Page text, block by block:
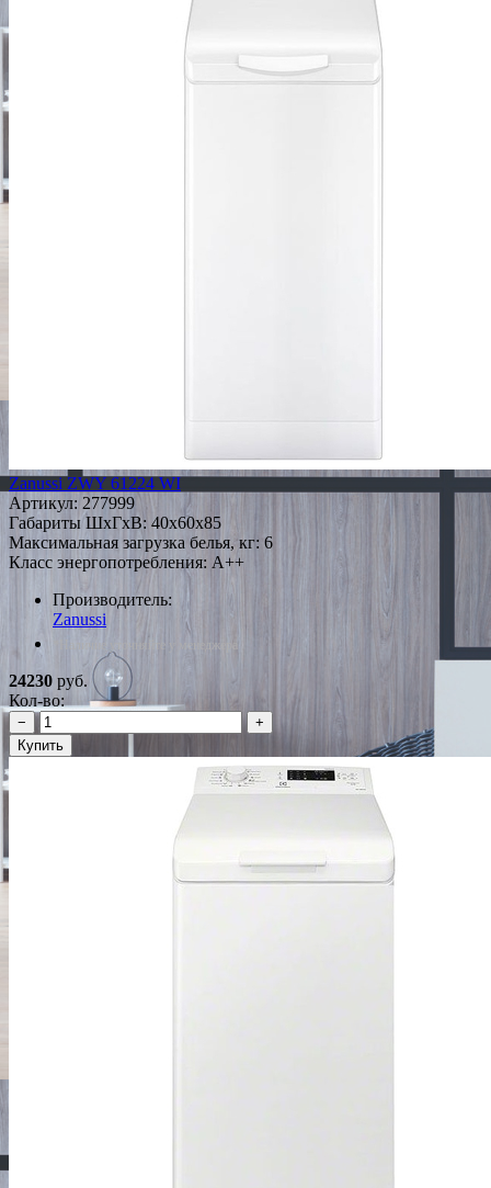
Zanussi ZWY 61224 WI
Артикул: 277999
Габариты ШxГxВ: 40x60x85
Максимальная загрузка белья, кг: 6
Класс энергопотребления: A++
Производитель:
Zanussi
*Наличие уточняйте у менеджера
24230 руб.
Кол-во:
−
+
Купить